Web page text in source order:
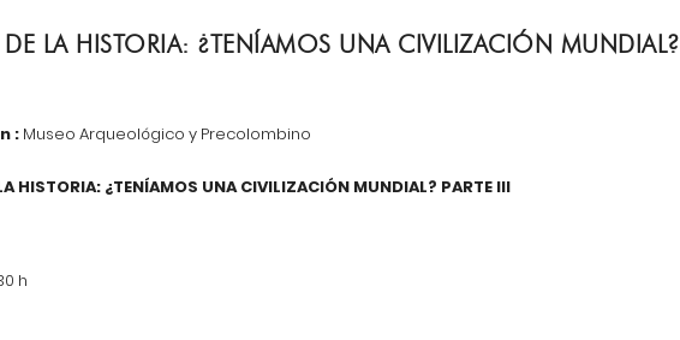
LA HISTORIA: ¿TENÍAMOS UNA CIVILIZACIÓN MUNDIAL?
:Museo Arqueológico y Precolombino
HISTORIA: ¿TENÍAMOS UNA CIVILIZACIÓN MUNDIAL? PARTE III
h